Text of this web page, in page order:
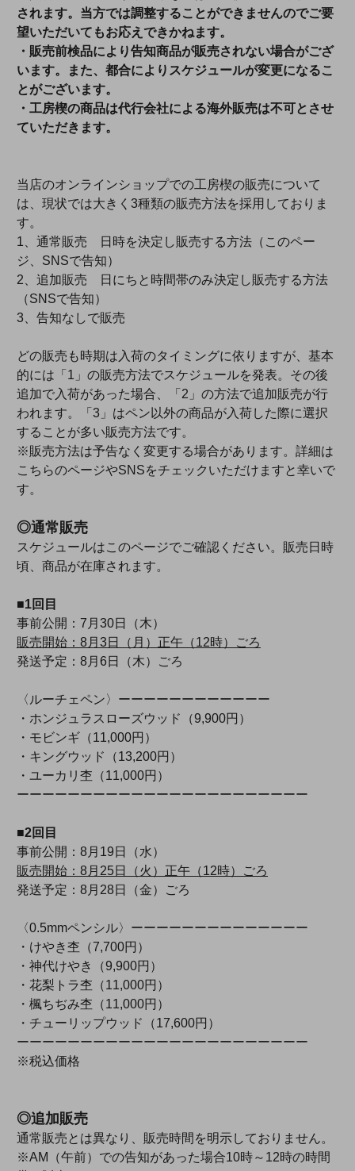
されます。当方では調整することができませんのでご要
望いただいてもお応えできかねます。
・販売前検品により告知商品が販売されない場合がござ
います。また、都合によりスケジュールが変更になるこ
とがございます。
・工房楔の商品は代行会社による海外販売は不可とさせ
ていただきます。
当店のオンラインショップでの工房楔の販売について
は、現状では大きく3種類の販売方法を採用しておりま
す。
1、通常販売 日時を決定し販売する方法（このペー
ジ、SNSで告知）
2、追加販売 日にちと時間帯のみ決定し販売する方法
（SNSで告知）
3、告知なしで販売
どの販売も時期は入荷のタイミングに依りますが、基本
的には「1」の販売方法でスケジュールを発表。その後
追加で入荷があった場合、「2」の方法で追加販売が行
われます。「3」はペン以外の商品が入荷した際に選択
することが多い販売方法です。
※販売方法は予告なく変更する場合があります。詳細は
こちらのページやSNSをチェックいただけますと幸いで
す。
◎通常販売
スケジュールはこのページでご確認ください。販売日時
頃、商品が在庫されます。
■1回目
事前公開：7月30日（木）
販売開始：8月3日（月）正午（12時）ごろ
発送予定：8月6日（木）ごろ
〈ルーチェペン〉ーーーーーーーーーーーー
・ホンジュラスローズウッド（9,900円）
・モビンギ（11,000円）
・キングウッド（13,200円）
・ユーカリ杢（11,000円）
ーーーーーーーーーーーーーーーーーーーーーーー
■2回目
事前公開：8月19日（水）
販売開始：8月25日（火）正午（12時）ごろ
発送予定：8月28日（金）ごろ
〈0.5mmペンシル〉ーーーーーーーーーーーーーー
・けやき杢（7,700円）
・神代けやき（9,900円）
・花梨トラ杢（11,000円）
・楓ちぢみ杢（11,000円）
・チューリップウッド（17,600円）
ーーーーーーーーーーーーーーーーーーーーーーー
※税込価格
◎追加販売
通常販売とは異なり、販売時間を明示しておりません。
※AM（午前）での告知があった場合10時～12時の時間